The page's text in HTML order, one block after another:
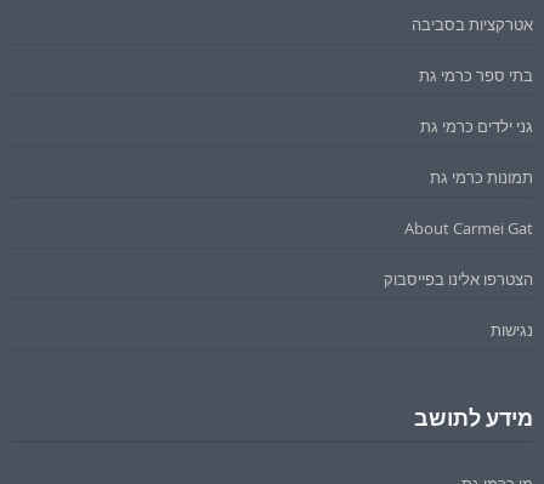
אטרקציות בסביבה
בתי ספר כרמי גת
גני ילדים כרמי גת
תמונות כרמי גת
About Carmei Gat
הצטרפו אלינו בפייסבוק
נגישות
מידע לתושב